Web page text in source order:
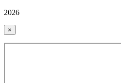
2026
×